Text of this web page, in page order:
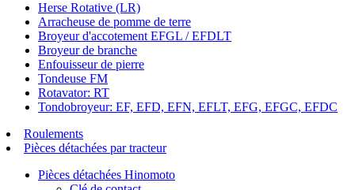
Herse Rotative (LR)
Arracheuse de pomme de terre
Broyeur d'accotement EFGL / EFDLT
Broyeur de branche
Enfouisseur de pierre
Tondeuse FM
Rotavator: RT
Tondobroyeur: EF, EFD, EFN, EFLT, EFG, EFGC, EFDC
Roulements
Pièces détachées par tracteur
Pièces détachées Hinomoto